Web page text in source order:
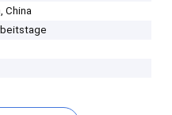
China